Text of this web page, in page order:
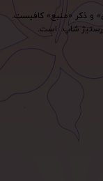
و ذکر «منبع» کافیست.
پرستیژ شاپ است.